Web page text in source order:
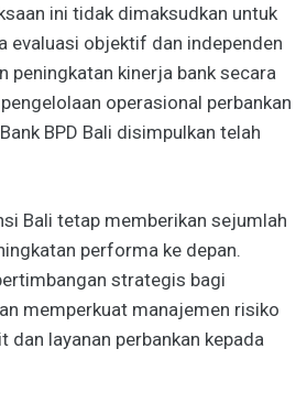
ini tidak dimaksudkan untuk
evaluasi objektif dan independen
peningkatan kinerja bank secara
operasional perbankan
BPD Bali disimpulkan telah
Bali tetap memberikan sejumlah
performa ke depan.
strategis bagi
memperkuat manajemen risiko
layanan perbankan kepada